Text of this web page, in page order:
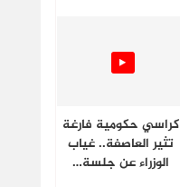
كراسي حكومية فارغة
تثير العاصفة.. غياب
الوزراء عن جلسة…